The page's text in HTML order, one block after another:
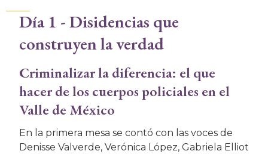
Día 1 - Disidencias que
construyen la verdad
Criminalizar la diferencia: el que
hacer de los cuerpos policiales en el
Valle de México
En la primera mesa se contó con las voces de
Denisse Valverde, Verónica López, Gabriela Elliot